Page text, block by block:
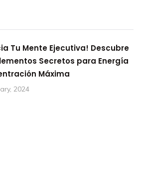
Tu Mente Ejecutiva! Descubre
Secretos para Energía
Máxima
2024